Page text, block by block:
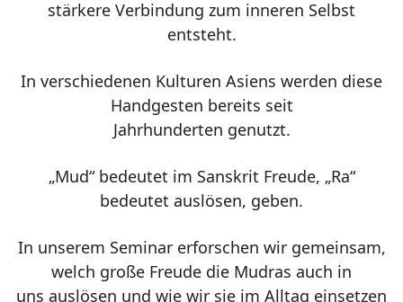
stärkere Verbindung zum inneren Selbst
entsteht.
In verschiedenen Kulturen Asiens werden diese
Handgesten bereits seit
Jahrhunderten genutzt.
„Mud“ bedeutet im Sanskrit Freude, „Ra“
bedeutet auslösen, geben.
In unserem Seminar erforschen wir gemeinsam,
welch große Freude die Mudras auch in
uns auslösen und wie wir sie im Alltag einsetzen